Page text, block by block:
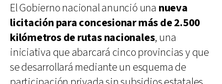
El Gobierno nacional anunció una nueva
licitación para concesionar más de 2.500
kilómetros de rutas nacionales, una
iniciativa que abarcará cinco provincias y que
se desarrollará mediante un esquema de